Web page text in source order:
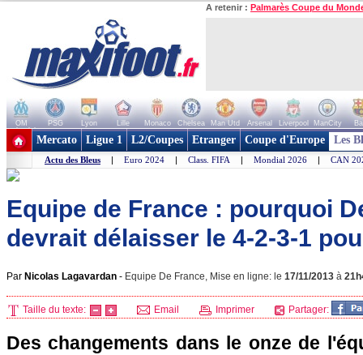
A retenir : Palmarès Coupe du
OM PSG Lyon Lille Monaco Chelsea Man Utd Arsenal Liverpool ManCity
+ de clubs
Mercato Ligue 1 L2/Coupes Etranger Coupe d'Europe Les
Actu des Bleus | Euro 2024 | Class. FIFA | Mondial 2026 | CAN
Equipe de France : pourquoi
devrait délaisser le 4-2-3-1
Par Nicolas Lagavardan - Equipe De France, Mise en ligne: le 17/11/2013 à
Taille du texte: Email Imprimer Partager:
Des changements dans le onze de